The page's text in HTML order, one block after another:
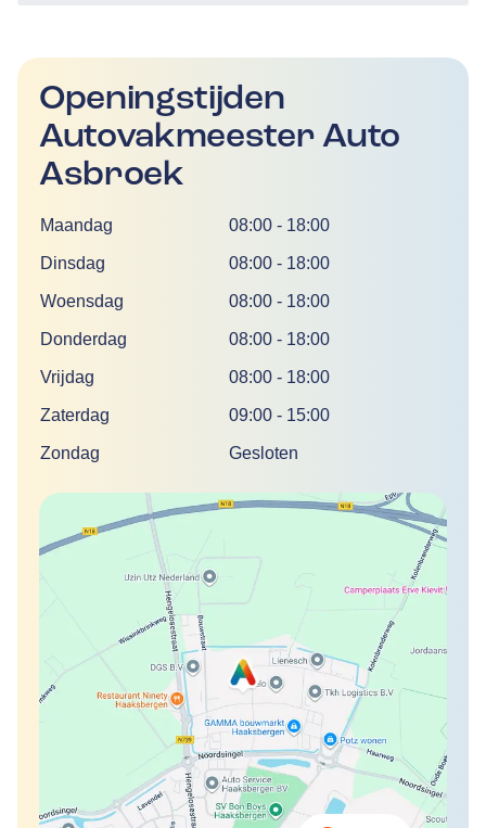
Openingstijden
Autovakmeester Auto
Asbroek
DagTijd
Maandag 08:00 - 18:00
Dinsdag 08:00 - 18:00
Woensdag 08:00 - 18:00
Donderdag 08:00 - 18:00
Vrijdag 08:00 - 18:00
Zaterdag 09:00 - 15:00
Zondag Gesloten